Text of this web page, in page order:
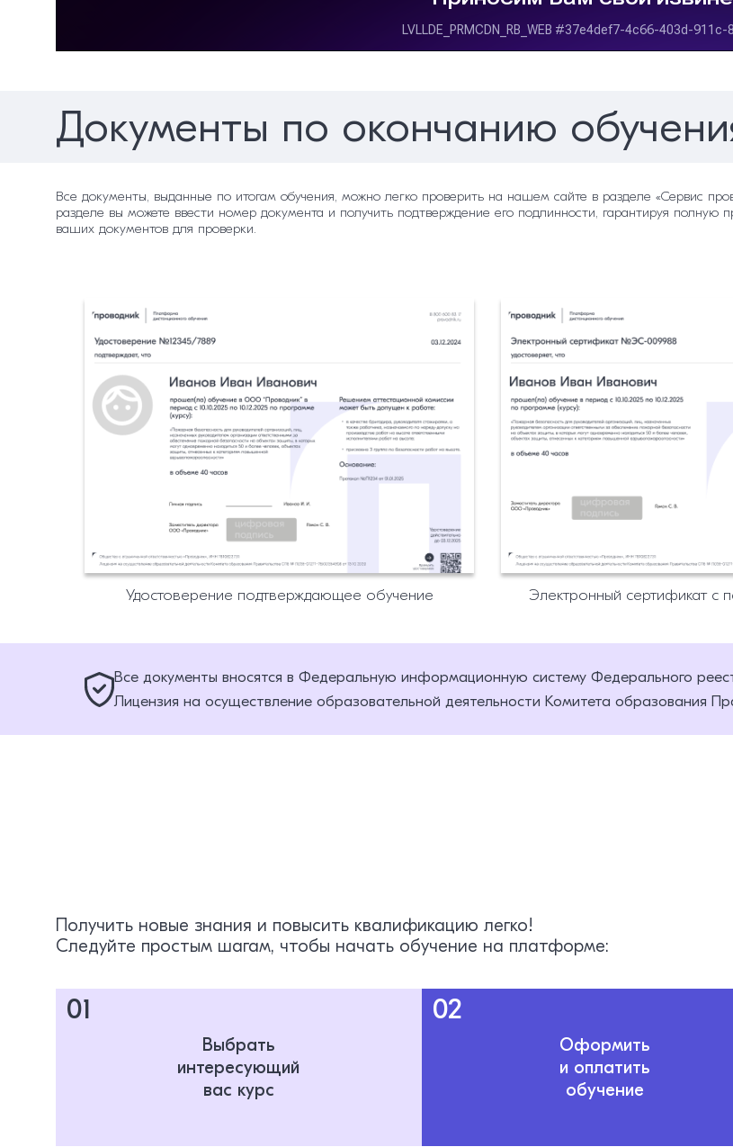
Документы по окончанию
Все документы, выданные по итогам обучения, можно легко проверить на нашем сайте в разделе «Сервис
разделе вы можете ввести номер документа и получить подтверждение его подлинности, гарантируя полную
ваших документов для проверки.
Удостоверение подтверждающее обучение Электронный сертификат с
Все документы вносятся в Федеральную информационную систему Федерального
Лицензия на осуществление образовательной деятельности Комитета образования
Получить новые знания и повысить квалификацию легко!
Следуйте простым шагам, чтобы начать обучение на платформе:
01
Выбрать
интересующий
вас курс
02
Оформить
и оплатить
обучение